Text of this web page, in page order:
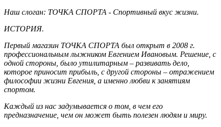
Наш слоган: ТОЧКА СПОРТА - Спортивный вкус жизни.
ИСТОРИЯ.
Первый магазин ТОЧКА СПОРТА был открыт в 2008 г.
профессиональным лыжником Евгением Ивановым. Решение, с
одной стороны, было утилитарным – развивать дело,
которое приносит прибыль, с другой стороны – отражением
философии жизни Евгения, а именно любви к занятиям
спортом.
Каждый из нас задумывается о том, в чем его
предназначение, чем он может быть полезен людям и миру.